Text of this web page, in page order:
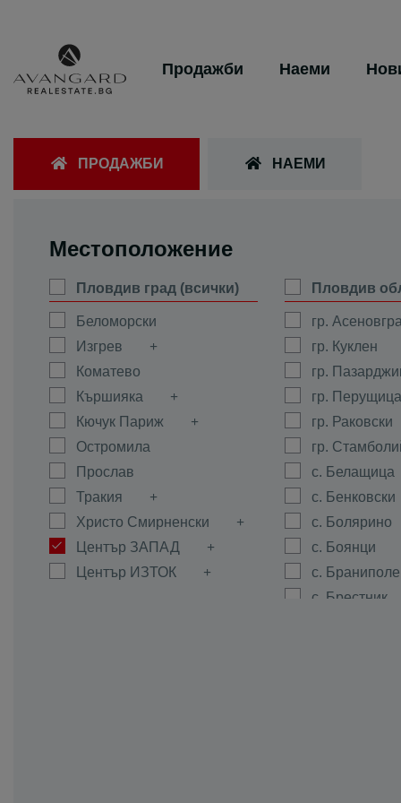
Продажби Наеми
ПРОДАЖБИ НАЕМИ
Местоположение
Пловдив град (всички)
Беломорски
Изгрев
Коматево
Кършияка
Кючук Париж
Остромила
Прослав
Тракия
Христо Смирненски
Център ЗАПАД
Център ИЗТОК
Пловдив
гр.
гр. Куклен
гр.
гр. Перущица
гр. Раковски
гр.
с. Белащица
с. Бенковски
с. Болярино
с. Боянци
с. Браниполе
с. Брестник